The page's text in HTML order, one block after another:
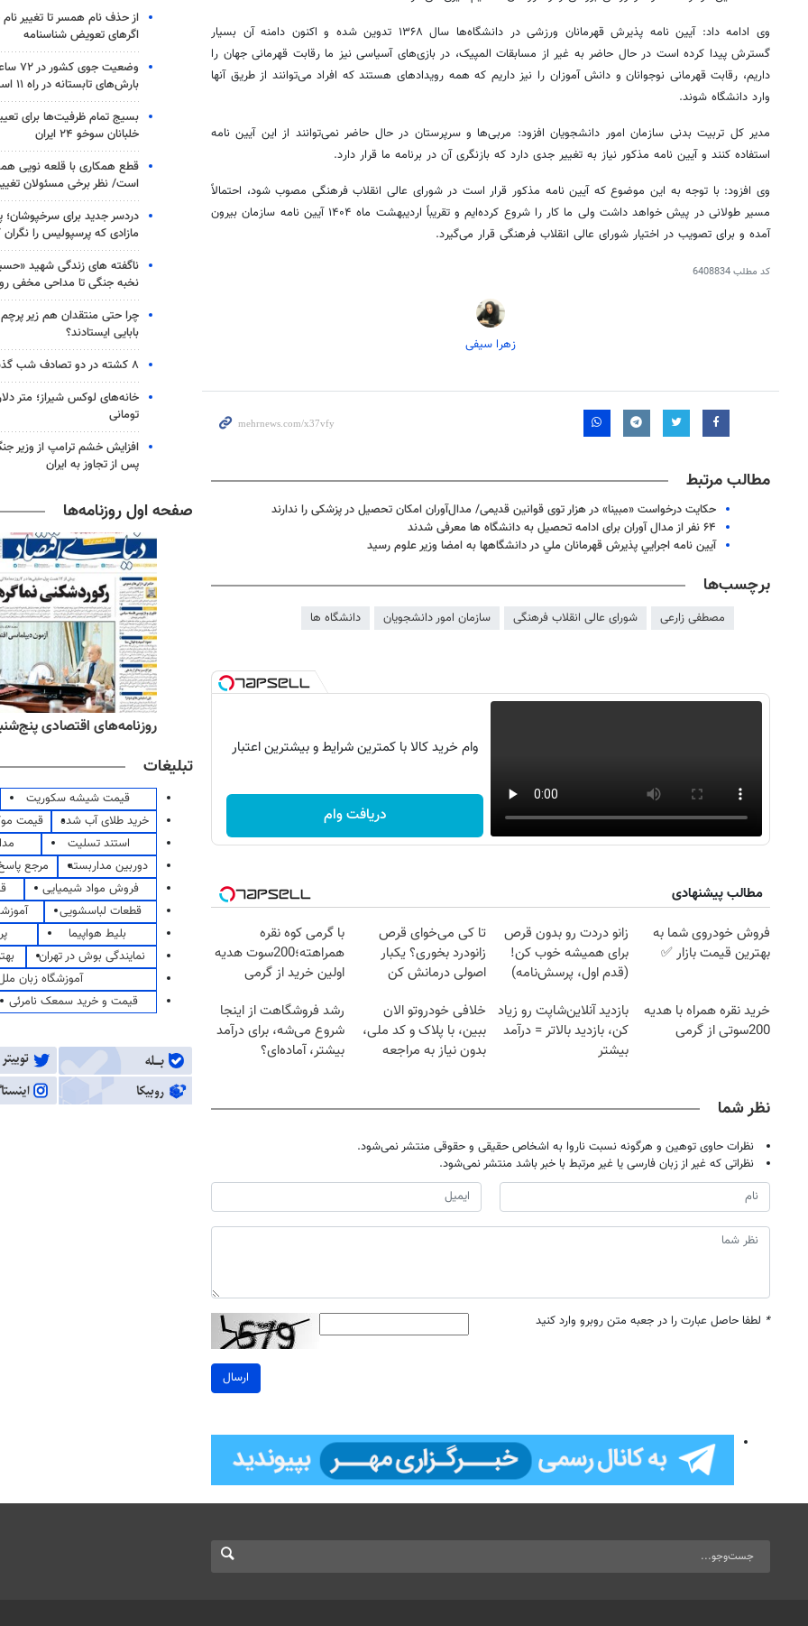
وی ادامه داد: آیین نامه پذیرش قهرمانان ورزشی در دانشگاه‌ها سال ۱۳۶۸ تدوین شده و اکنون دامنه آن بسیار
گسترش پیدا کرده است در حال حاضر به غیر از مسابقات المپیک، در بازی‌های آسیاسی نیز ما رقابت قهرمانی جهان را
داریم، رقابت قهرمانی نوجوانان و دانش آموزان را نیز داریم که همه رویدادهای هستند که افراد می‌توانند از طریق آنها
وارد دانشگاه شوند.
مدیر کل تربیت بدنی سازمان امور دانشجویان افزود: مربی‌ها و سرپرستان در حال حاضر نمی‌توانند از این آیین نامه
استفاده کنند و آیین نامه مذکور نیاز به تغییر جدی دارد که بازنگری آن در برنامه ما قرار دارد.
وی افزود: با توجه به این موضوع که آیین نامه مذکور قرار است در شورای عالی انقلاب فرهنگی مصوب شود، احتمالاً
مسیر طولانی در پیش خواهد داشت ولی ما کار را شروع کرده‌ایم و تقریباً اردیبهشت ماه ۱۴۰۴ آیین نامه سازمان بیرون
آمده و برای تصویب در اختیار شورای عالی انقلاب فرهنگی قرار می‌گیرد.
کد مطلب6408834
زهرا سیفی
مطالب مرتبط
حکایت درخواست «مبینا» در هزار توی قوانین قدیمی/ مدال‌آوران امکان تحصیل در پزشکی را ندارند
۶۴ نفر از مدال آوران برای ادامه تحصیل به دانشگاه ها معرفی شدند
آيين نامه اجرايي پذيرش قهرمانان ملي در دانشگاهها به امضا وزير علوم رسيد
برچسب‌ها
مصطفی زارعی شورای عالی انقلاب فرهنگی سازمان امور دانشجویان دانشگاه ها
وام خرید کالا با کمترین شرایط و بیشترین اعتبار
دریافت وام
مطالب پیشنهادی
فروش خودروی شما به
بهترین قیمت بازار ✅
زانو دردت رو بدون قرص
برای همیشه خوب کن!
(قدم اول، پرسش‌نامه)
تا کی می‌خوای قرص
زانودرد بخوری؟ یکبار
اصولی درمانش کن
با گرمی کوه نقره
همراهته؛200سوت هدیه
اولین خرید از گرمی
خرید نقره همراه با هدیه
200سوتی از گرمی
بازدید آنلاین‌شاپت رو زیاد
کن، بازدید بالاتر = درآمد
بیشتر
خلافی خودروتو الان
ببین، با پلاک و کد ملی،
بدون نیاز به مراجعه
رشد فروشگاهت از اینجا
شروع می‌شه، برای درآمد
بیشتر، آماده‌ای؟
نظر شما
نظرات حاوی توهین و هرگونه نسبت ناروا به اشخاص حقیقی و حقوقی منتشر نمی‌شود.
نظراتی که غیر از زبان فارسی یا غیر مرتبط با خبر باشد منتشر نمی‌شود.
* لطفا حاصل عبارت را در جعبه متن روبرو وارد کنید
ارسال
از حذف نام همسر تا تغییر نام
اگرهای تعویض شناسنامه
وضعیت
بارش‌های تابستانه در راه ۱۱ استان
بسیج تمام ظرفیت‌ها برای
خلبانان سوخو ۲۴ ایران
قطع همکاری با قلعه نویی
است/ نظر برخی مسئولان
دردسر جدید برای سرخپوشان؛
مازادی که پرسپولیس را نگران
ناگفته های زندگی شهید
نخبه جنگی تا مداحی مخفی
چرا حتی منتقدان هم زیر
بابایی ایستادند؟
۸ کشته در دو تصادف شب گذشته
خانه‌های لوکس شیراز؛ متر
تومانی
افزایش خشم ترامپ از وزیر
پس از تجاوز به ایران
صفحه اول روزنامه‌ها
روزنامه‌های اقتصادی پنج‌شنبه ۱۵ مرداد
تبلیغات
قیمت شیشه سکوریت
خرید طلای آب شده
قیمت
استند تسلیت
دوربین مداربسته
مرجع
فروش مواد شیمیایی
قطعات لباسشویی
بلیط هواپیما
نمایندگی بوش در تهران
آموزشگاه زبان
قیمت و خرید سمعک نامرئی